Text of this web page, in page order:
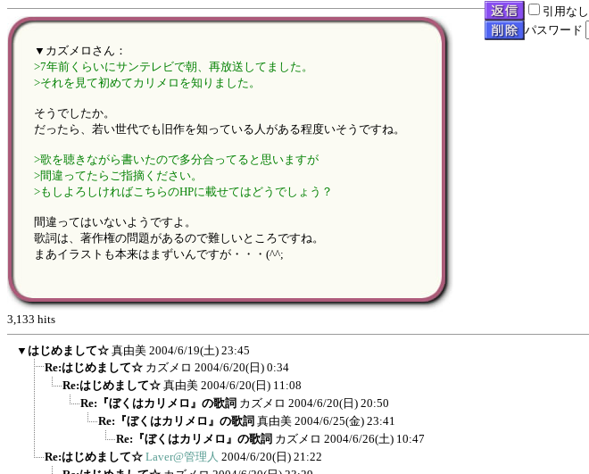
引用なし
パスワード
▼カズメロさん：
>7年前くらいにサンテレビで朝、再放送してました。
>それを見て初めてカリメロを知りました。
そうでしたか。
だったら、若い世代でも旧作を知っている人がある程度いそうですね。
>歌を聴きながら書いたので多分合ってると思いますが
>間違ってたらご指摘ください。
>もしよろしければこちらのHPに載せてはどうでしょう？
間違ってはいないようですよ。
歌詞は、著作権の問題があるので難しいところですね。
まあイラストも本来はまずいんですが・・・(^^;
3,133 hits
▼ はじめまして☆ 真由美 2004/6/19(土) 23:45
Re:はじめまして☆ カズメロ 2004/6/20(日) 0:34
Re:はじめまして☆ 真由美 2004/6/20(日) 11:08
Re:『ぼくはカリメロ』の歌詞 カズメロ 2004/6/20(日) 20:50
Re:『ぼくはカリメロ』の歌詞 真由美 2004/6/25(金) 23:41
Re:『ぼくはカリメロ』の歌詞 カズメロ 2004/6/26(土) 10:47
Re:はじめまして☆ Laver@管理人 2004/6/20(日) 21:22